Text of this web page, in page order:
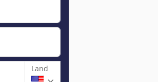
Land